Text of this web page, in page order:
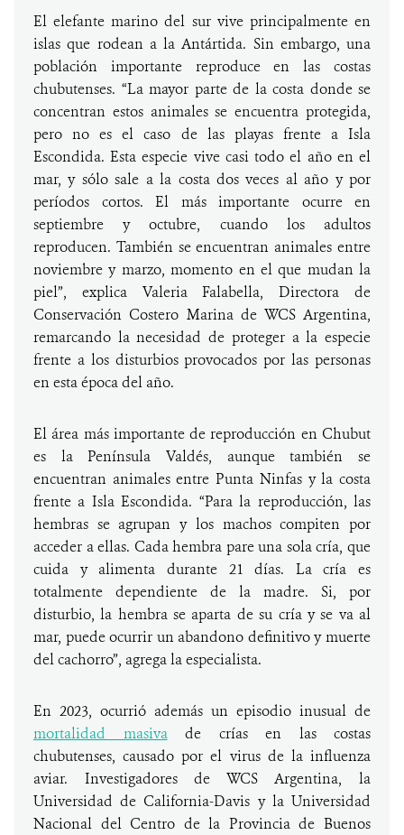
El elefante marino del sur vive principalmente en
islas que rodean a la Antártida. Sin embargo, una
población importante reproduce en las costas
chubutenses. “La mayor parte de la costa donde se
concentran estos animales se encuentra protegida,
pero no es el caso de las playas frente a Isla
Escondida. Esta especie vive casi todo el año en el
mar, y sólo sale a la costa dos veces al año y por
períodos cortos. El más importante ocurre en
septiembre y octubre, cuando los adultos
reproducen. También se encuentran animales entre
noviembre y marzo, momento en el que mudan la
piel”, explica Valeria Falabella, Directora de
Conservación Costero Marina de WCS Argentina,
remarcando la necesidad de proteger a la especie
frente a los disturbios provocados por las personas
en esta época del año.
El área más importante de reproducción en Chubut
es la Península Valdés, aunque también se
encuentran animales entre Punta Ninfas y la costa
frente a Isla Escondida. “Para la reproducción, las
hembras se agrupan y los machos compiten por
acceder a ellas. Cada hembra pare una sola cría, que
cuida y alimenta durante 21 días. La cría es
totalmente dependiente de la madre. Si, por
disturbio, la hembra se aparta de su cría y se va al
mar, puede ocurrir un abandono definitivo y muerte
del cachorro”, agrega la especialista.
En 2023, ocurrió además un episodio inusual de
mortalidad masivade crías en las costas
chubutenses, causado por el virus de la influenza
aviar. Investigadores de WCS Argentina, la
Universidad de California-Davis y la Universidad
Nacional del Centro de la Provincia de Buenos